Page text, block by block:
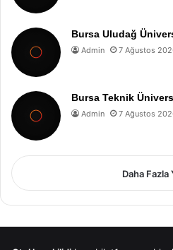
Bursa Uludağ
Admin 7 Ağustos
Bursa Teknik
Admin 7 Ağustos
Daha Fazla